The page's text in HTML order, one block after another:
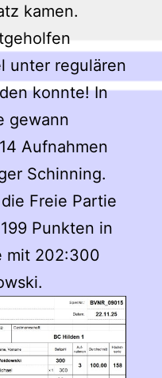
kamen.
unter regulären
konnte! In
gewann
Aufnahmen
Schinning.
Freie Partie
Punkten in
mit 202:300